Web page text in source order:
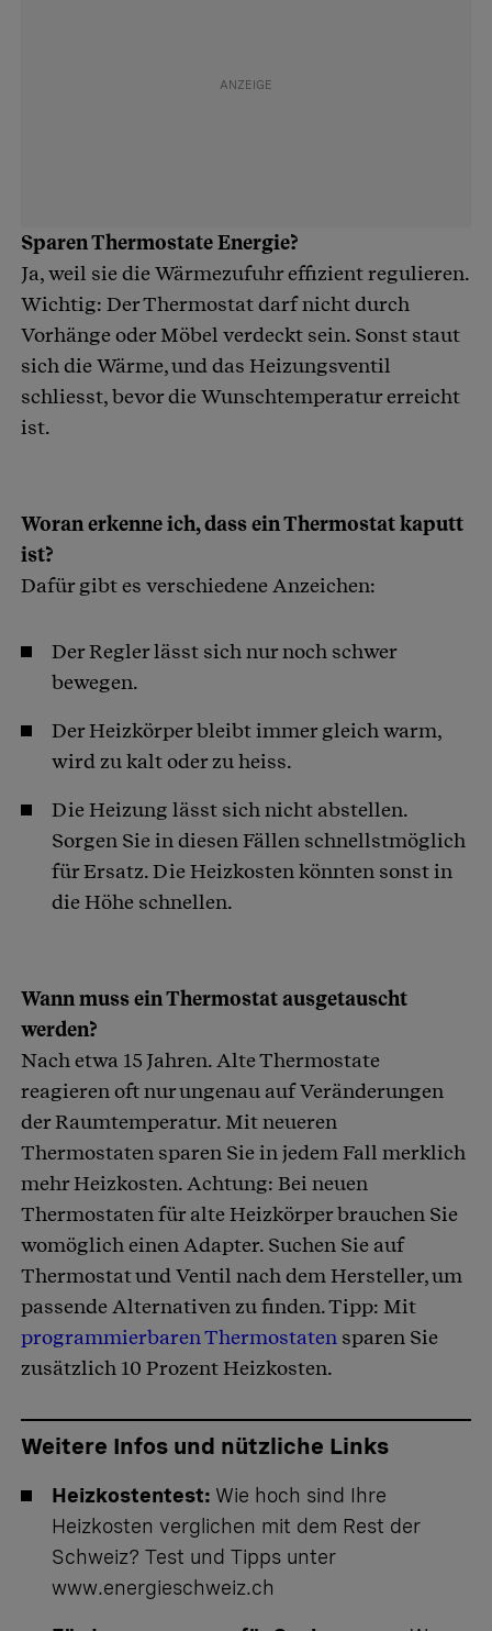
Sparen Thermostate Energie?
Ja, weil sie die Wärmezufuhr effizient regulieren.
Wichtig: Der Thermostat darf nicht durch
Vorhänge oder Möbel verdeckt sein. Sonst staut
sich die Wärme, und das Heizungsventil
schliesst, bevor die Wunschtemperatur erreicht
ist.
Woran erkenne ich, dass ein Thermostat kaputt
ist?
Dafür gibt es verschiedene Anzeichen:
Der Regler lässt sich nur noch schwer
bewegen.
Der Heizkörper bleibt immer gleich warm,
wird zu kalt oder zu heiss.
Die Heizung lässt sich nicht abstellen.
Sorgen Sie in diesen Fällen schnellstmöglich
für Ersatz. Die Heizkosten könnten sonst in
die Höhe schnellen.
Wann muss ein Thermostat ausgetauscht
werden?
Nach etwa 15 Jahren. Alte Thermostate
reagieren oft nur ungenau auf Veränderungen
der Raumtemperatur. Mit neueren
Thermostaten sparen Sie in jedem Fall merklich
mehr Heizkosten. Achtung: Bei neuen
Thermostaten für alte Heizkörper brauchen Sie
womöglich einen Adapter. Suchen Sie auf
Thermostat und Ventil nach dem Hersteller, um
passende Alternativen zu finden. Tipp: Mit
programmierbaren Thermostaten sparen Sie
zusätzlich 10 Prozent Heizkosten.
Weitere Infos und nützliche Links
Heizkostentest: Wie hoch sind Ihre
Heizkosten verglichen mit dem Rest der
Schweiz? Test und Tipps unter
www.energieschweiz.ch